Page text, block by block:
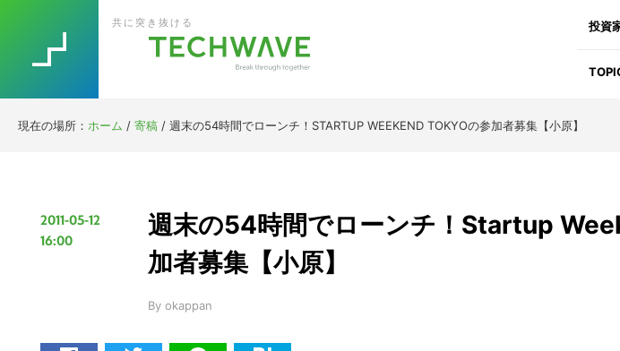
to
primary
to
main
to
primary
to
footer
投資
共に突き抜ける
現在の場所： ホーム / 寄稿 / 週末の54時間でローンチ！STARTUP WEEKEND TOKYOの参加者募集【小原】
2011-05-12
16:00
週末の54時間でローンチ！Startup
加者募集【小原】
By okappan